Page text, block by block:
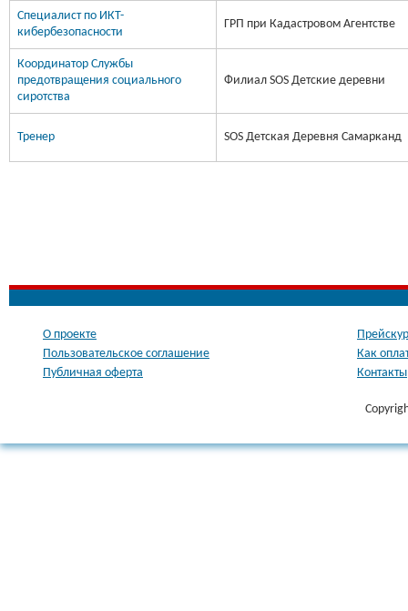
Специалист по ИКТ-
кибербезопасности
ГРП при Кадастровом Агентстве
Координатор Службы
предотвращения социального
сиротства
Филиал SOS Детские деревни
Тренер SOS Детская Деревня Самарканд
О проекте
Пользовательское соглашение
Публичная оферта
Как
Контакты